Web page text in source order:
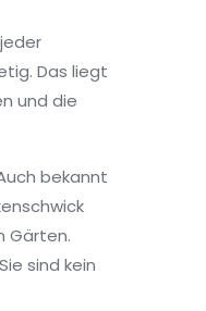
Das liegt
und die
bekannt
Gärten.
sind kein